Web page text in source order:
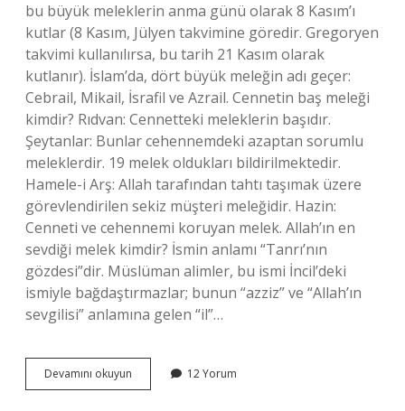
bu büyük meleklerin anma günü olarak 8 Kasım’ı
kutlar (8 Kasım, Jülyen takvimine göredir. Gregoryen
takvimi kullanılırsa, bu tarih 21 Kasım olarak
kutlanır). İslam’da, dört büyük meleğin adı geçer:
Cebrail, Mikail, İsrafil ve Azrail. Cennetin baş meleği
kimdir? Rıdvan: Cennetteki meleklerin başıdır.
Şeytanlar: Bunlar cehennemdeki azaptan sorumlu
meleklerdir. 19 melek oldukları bildirilmektedir.
Hamele-i Arş: Allah tarafından tahtı taşımak üzere
görevlendirilen sekiz müşteri meleğidir. Hazin:
Cenneti ve cehennemi koruyan melek. Allah’ın en
sevdiği melek kimdir? İsmin anlamı “Tanrı’nın
gözdesi”dir. Müslüman alimler, bu ismi İncil’deki
ismiyle bağdaştırmazlar; bunun “azziz” ve “Allah’ın
sevgilisi” anlamına gelen “il”…
Devamını okuyun
Büyük
12 Yorum